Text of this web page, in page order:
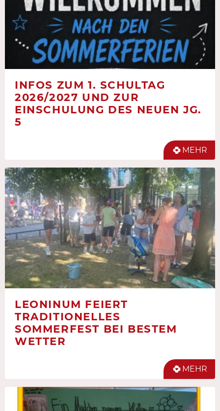
INFOS ZUM 1. SCHULTAG
2026/2027 UND ZUR
EINSCHULUNG DES NEUEN JG.
5
MEHR
LEONINUM FEIERT
TRADITIONELLES
SOMMERFEST BEI BESTEM
WETTER
MEHR